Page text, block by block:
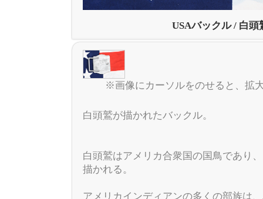
USAバックル / 白頭
※画像にカーソルをのせると、拡
白頭鷲が描かれたバックル。
白頭鷲はアメリカ合衆国の国鳥であり
描かれる。
アメリカインディアンの多くの部族は